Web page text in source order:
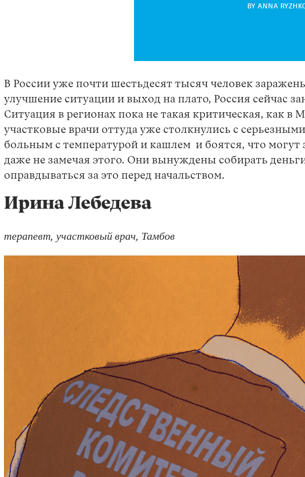
BY ANNA
В России уже почти шестьдесят тысяч человек
улучшение ситуации и выход на плато, Россия сейчас
Ситуация в регионах пока не такая критическая, как
участковые врачи оттуда уже столкнулись с
больным с температурой и кашлем и боятся, что могут
даже не замечая этого. Они вынуждены собирать
оправдываться за это перед начальством.
Ирина Лебедева
терапевт, участковый врач, Тамбов